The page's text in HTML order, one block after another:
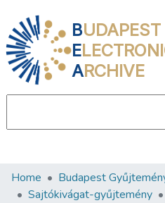
BUDAPEST
E
ARCHIVE
Communities & Collections
Home Budapest
Sajtókivágat-gyűjtemény